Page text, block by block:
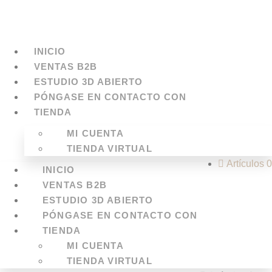
INICIO
VENTAS B2B
ESTUDIO 3D ABIERTO
PÓNGASE EN CONTACTO CON
TIENDA
MI CUENTA
TIENDA VIRTUAL
Artículos 0
INICIO
VENTAS B2B
ESTUDIO 3D ABIERTO
PÓNGASE EN CONTACTO CON
TIENDA
MI CUENTA
TIENDA VIRTUAL